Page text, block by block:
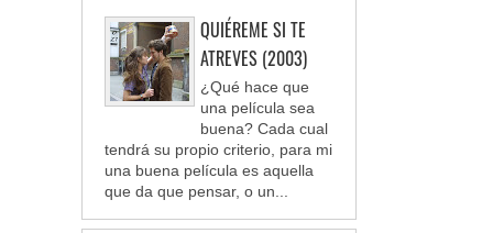
QUIÉREME SI TE
ATREVES (2003)
¿Qué hace que
una película sea
buena? Cada cual
tendrá su propio criterio, para mi
una buena película es aquella
que da que pensar, o un...